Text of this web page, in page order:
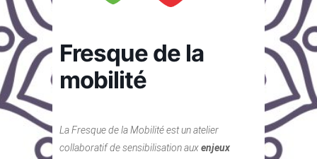
Fresque de la
mobilité
La Fresque de la Mobilité est un atelier
collaboratif de sensibilisation auxenjeux